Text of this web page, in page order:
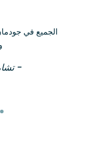
الجميع في
-